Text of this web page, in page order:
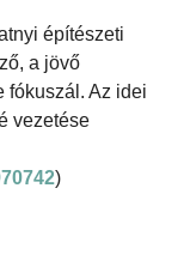
építészeti
a jövő
fókuszál. Az idei
vezetése
)